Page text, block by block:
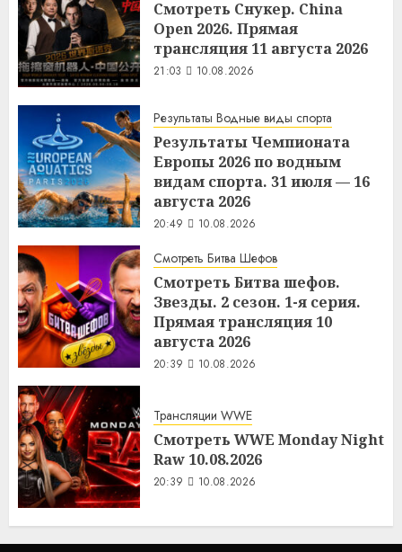
Смотреть Снукер. China
Open 2026. Прямая
трансляция 11 августа 2026
21:03 10.08.2026
Результаты Водные виды спорта
Результаты Чемпионата
Европы 2026 по водным
видам спорта. 31 июля — 16
августа 2026
20:49 10.08.2026
Смотреть Битва Шефов
Смотреть Битва шефов.
Звезды. 2 сезон. 1-я серия.
Прямая трансляция 10
августа 2026
20:39 10.08.2026
Трансляции WWE
Смотреть WWE Monday Night
Raw 10.08.2026
20:39 10.08.2026